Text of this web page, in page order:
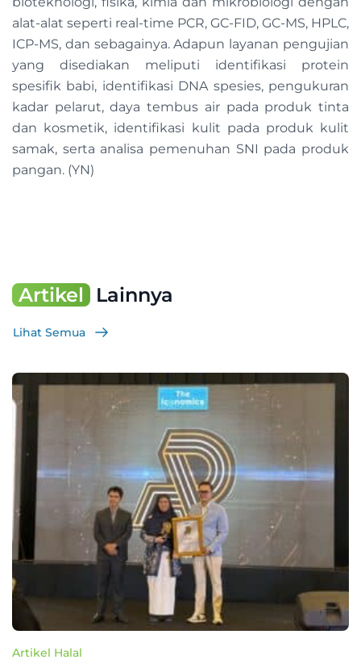
alat-alat seperti real-time PCR, GC-FID, GC-MS, HPLC,
ICP-MS, dan sebagainya. Adapun layanan pengujian
yang disediakan meliputi identifikasi protein
spesifik babi, identifikasi DNA spesies, pengukuran
kadar pelarut, daya tembus air pada produk tinta
dan kosmetik, identifikasi kulit pada produk kulit
samak, serta analisa pemenuhan SNI pada produk
pangan. (YN)
Artikel Lainnya
Lihat Semua
Artikel Halal